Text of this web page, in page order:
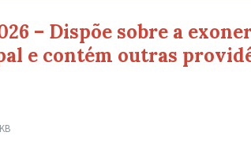
– Dispõe sobre a
e contém outras